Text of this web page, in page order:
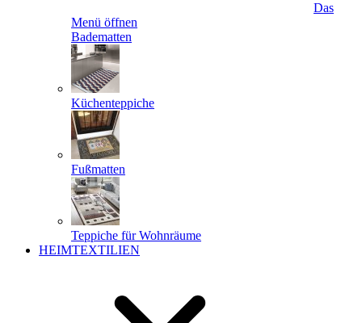
Das
Menü öffnen
Badematten
Küchenteppiche
Fußmatten
Teppiche für Wohnräume
HEIMTEXTILIEN